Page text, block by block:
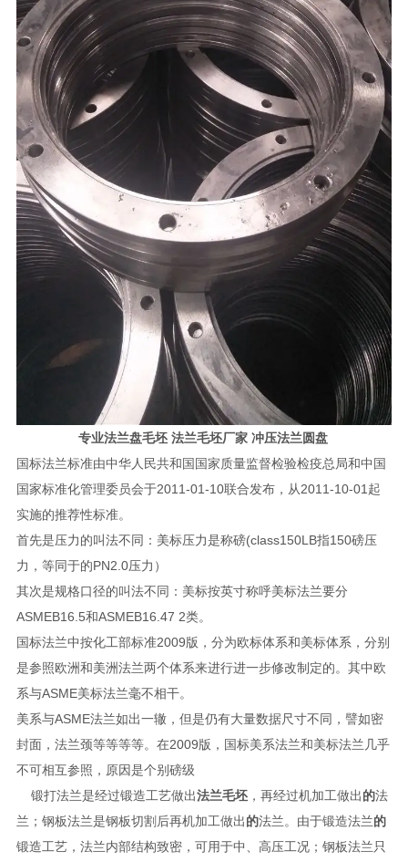
专业法兰盘毛坯 法兰毛坯厂家 冲压法兰圆盘
国标法兰标准由中华人民共和国国家质量监督检验检疫总局和中国
国家标准化管理委员会于2011-01-10联合发布，从2011-10-01起
实施的推荐性标准。
首先是压力的叫法不同：美标压力是称磅(class150LB指150磅压
力，等同于的PN2.0压力）
其次是规格口径的叫法不同：美标按英寸称呼美标法兰要分
ASMEB16.5和ASMEB16.47 2类。
国标法兰中按化工部标准2009版，分为欧标体系和美标体系，分别
是参照欧洲和美洲法兰两个体系来进行进一步修改制定的。其中欧
系与ASME美标法兰毫不相干。
美系与ASME法兰如出一辙，但是仍有大量数据尺寸不同，譬如密
封面，法兰颈等等等等。在2009版，国标美系法兰和美标法兰几乎
不可相互参照，原因是个别磅级
锻打法兰是经过锻造工艺做出法兰毛坯，再经过机加工做出的法
兰；钢板法兰是钢板切割后再机加工做出的法兰。由于锻造法兰的
锻造工艺，法兰内部结构致密，可用于中、高压工况；钢板法兰只